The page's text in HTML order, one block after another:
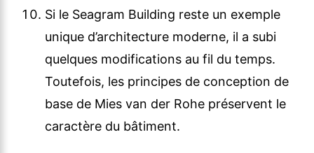
Si le Seagram Building reste un exemple
unique d’architecture moderne, il a subi
quelques modifications au fil du temps.
Toutefois, les principes de conception de
base de Mies van der Rohe préservent le
caractère du bâtiment.